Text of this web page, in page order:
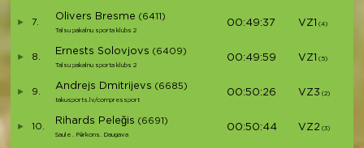
7.
Olivers Bresme (6411)
Talsu pakalnu sporta klubs 2
00:49:37 VZ1 (4)
8.
Ernests Solovjovs (6409)
Talsu pakalnu sporta klubs 2
00:49:59 VZ1 (5)
9.
Andrejs Dmitrijevs (6685)
takusports.lv/compressport
00:50:26 VZ3 (2)
10.
Rihards Peleğis (6691)
Saule . Pērkons. Daugava
00:50:44 VZ2 (3)